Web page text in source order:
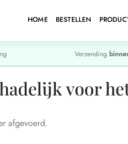
HOME BESTELLEN
Verzending
voor
afgevoerd.